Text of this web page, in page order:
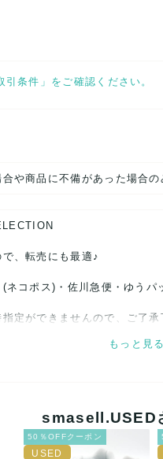
条件」をご確認ください。
や商品に不備があった場合の
、転売にも最適♪
ネコポス)・佐川急便・ゆうパ
定ができませんので、ご了承
は、見る方によって状態の価
意をはらっておりますが、何
て対応致します。
もっと見る
smasell.USED
50％OFFクーポン